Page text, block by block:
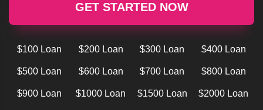
GET STARTED NOW
$100 Loan $200 Loan $300 Loan $400 Loan
$500 Loan $600 Loan $700 Loan $800 Loan
$900 Loan $1000 Loan $1500 Loan $2000 Loan